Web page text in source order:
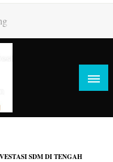
SDM DI TENGAH